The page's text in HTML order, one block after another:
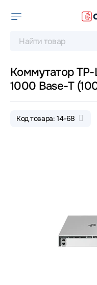
Коммутатор
1000 Base-T
Код товара: 14-68